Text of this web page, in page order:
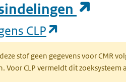
CLP
stof geen gegevens voor CMR
Voor CLP vermeldt dit